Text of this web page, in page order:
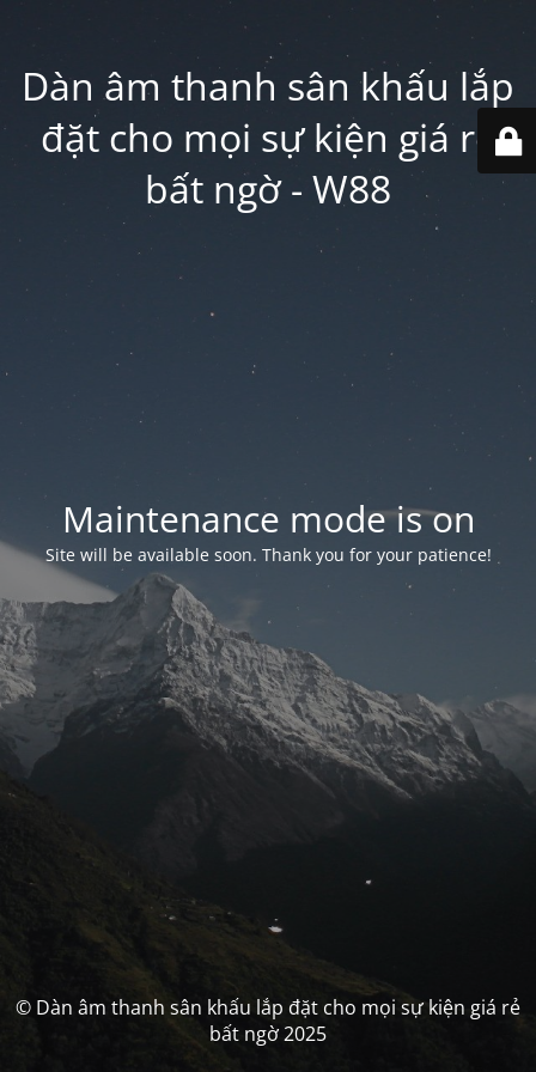
Dàn âm thanh sân khấu lắp
đặt cho mọi sự kiện giá rẻ
bất ngờ - W88
Maintenance mode is on
Site will be available soon. Thank you for your patience!
© Dàn âm thanh sân khấu lắp đặt cho mọi sự kiện giá rẻ
bất ngờ 2025